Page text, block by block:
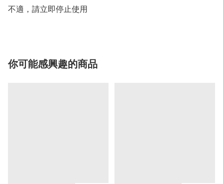
不適，請立即停止使用
你可能感興趣的商品